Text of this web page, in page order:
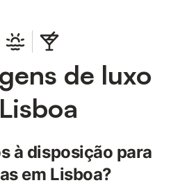
de luxo
à disposição para
em Lisboa?